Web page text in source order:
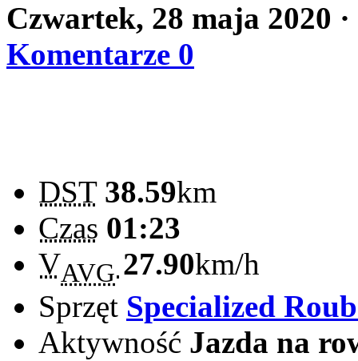
Czwartek, 28 maja 2020
Komentarze 0
DST 38.59km
Czas 01:23
VAVG 27.90km/h
Sprzęt Specialized
Aktywność Jazda na